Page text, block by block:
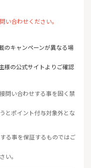
合わせください。
のキャンペーンが異なる場
様の公式サイトよりご確認
問い合わせする事を固く禁
とポイント付与対象外とな
る事を保証するものではご
い。